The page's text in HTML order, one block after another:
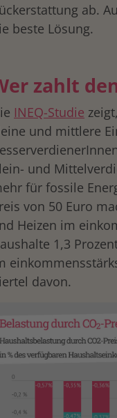
ab.
beste Lösung.
zahlt
INEQ-Studie
und mittlere
und
für fossile
von 50 Euro
Heizen im
1,3
davon.